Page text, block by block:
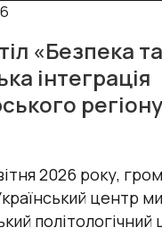
«Безпека та
інтеграція
2026 року,
центр
політологічний